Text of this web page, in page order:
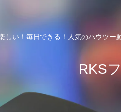
しい！毎日できる！人気のハウツー
RKS